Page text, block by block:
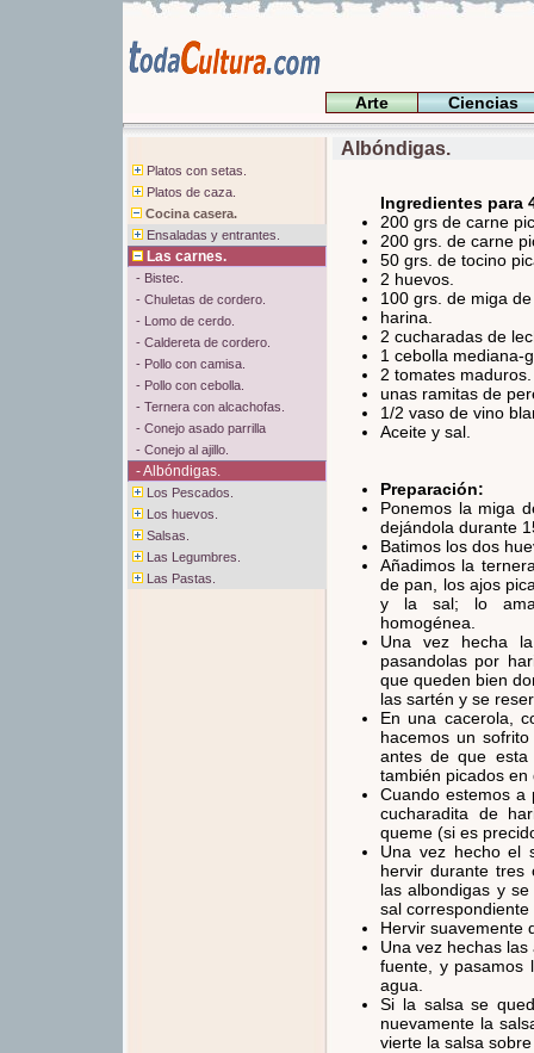
Arte Ciencias
Albóndigas.
Platos con setas.
Platos de caza.
Cocina casera.
Ensaladas y entrantes.
Las carnes.
- Bistec.
- Chuletas de cordero.
- Lomo de cerdo.
- Caldereta de cordero.
- Pollo con camisa.
- Pollo con cebolla.
- Ternera con alcachofas.
- Conejo asado parrilla
- Conejo al ajillo.
- Albóndigas.
Los Pescados.
Los huevos.
Salsas.
Las Legumbres.
Las Pastas.
Ingredientes para
200 grs de carne
200 grs. de carne
50 grs. de tocino
2 huevos.
100 grs. de miga
harina.
2 cucharadas de
1 cebolla mediana-
2 tomates maduros.
unas ramitas de
1/2 vaso de vino
Aceite y sal.
Preparación:
Ponemos la miga
dejándola durante
Batimos los dos
Añadimos la
de pan, los ajos
y la sal; lo
homogénea.
Una vez hecha
pasandolas por
que queden bien
las sartén y se
En una cacerola,
hacemos un
antes de que esta
también picados en
Cuando estemos a
cucharadita de
queme (si es
Una vez hecho el
hervir durante tres
las albondigas y
sal correspondiente
Hervir suavemente
Una vez hechas
fuente, y pasamos
agua.
Si la salsa se
nuevamente la
vierte la salsa